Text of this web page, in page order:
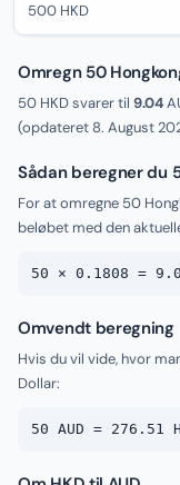
500 HKD
Omregn 50
50 HKD svarer til 9.04
(opdateret 8. August
Sådan beregner du
For at omregne 50
beløbet med den
50 × 0.1808 =
Omvendt beregning
Hvis du vil vide, hvor
Dollar:
50 AUD = 276.51